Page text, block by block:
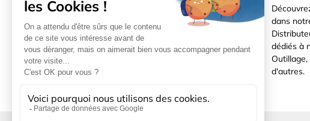
Rue du Bocage La Ribotière
85170 Le Poiré sur Vie
dans
dédiés à
d'autres.